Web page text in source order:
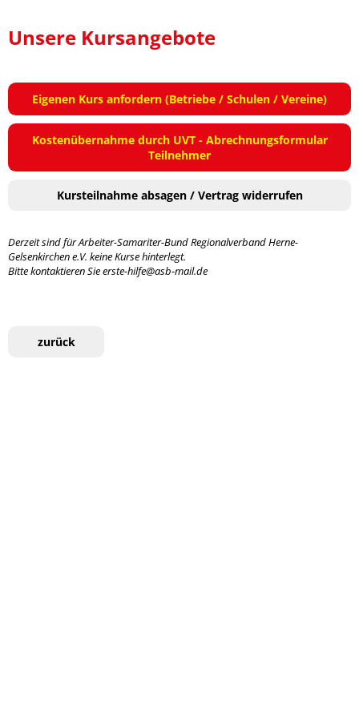
Unsere Kursangebote
Eigenen Kurs anfordern (Betriebe / Schulen / Vereine)
Kostenübernahme durch UVT - Abrechnungsformular
Teilnehmer
Kursteilnahme absagen / Vertrag widerrufen
Derzeit sind für Arbeiter-Samariter-Bund Regionalverband Herne-
Gelsenkirchen e.V. keine Kurse hinterlegt.
Bitte kontaktieren Sie erste-hilfe@asb-mail.de
zurück